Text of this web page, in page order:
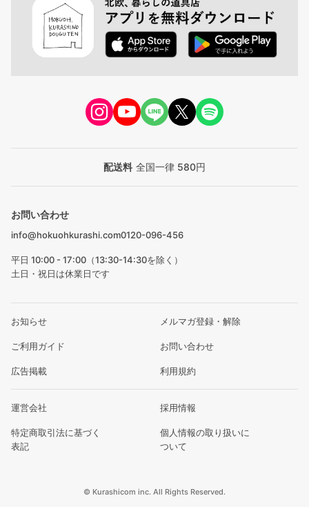
配送料 全国一律 580円
お問い合わせ
info@hokuohkurashi.com0120-096-456
平日 10:00 - 17:00（13:30-14:30を除く）
土日・祝日は休業日です
お知らせ メルマガ登録・解除
ご利用ガイド お問い合わせ
広告掲載 利用規約
運営会社 採用情報
特定商取引法に基づく
表記
個人情報の取り扱いに
ついて
© Kurashicom inc. All Rights Reserved.